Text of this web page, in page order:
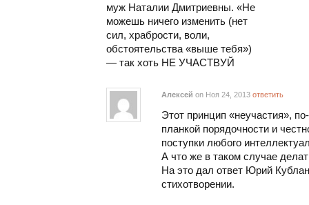
муж Наталии Дмитриевны. «Не
можешь ничего изменить (нет
сил, храбрости, воли,
обстоятельства «выше тебя»)
— так хоть НЕ УЧАСТВУЙ
Алексей on Ноя 24, 2013 ответить
Этот принцип «неучастия»,
планкой порядочности и
поступки любого
А что же в таком случае
На это дал ответ Юрий
стихотворении.